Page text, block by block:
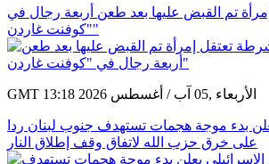
تم القبض عليها بعد طعن أربعة رجال في
"كوفنت غاردن"
GMT 13:18 2026 الأربعاء ,05 آب / أغسطس
بدء موجة هجمات تستهدف جنوب لبنان ردا
على خرق حزب الله لاتفاق وقف إطلاق النار